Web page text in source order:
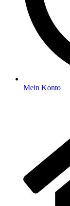
Mein Konto